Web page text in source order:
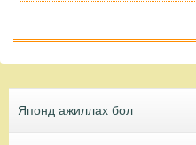
Японд ажиллах бол